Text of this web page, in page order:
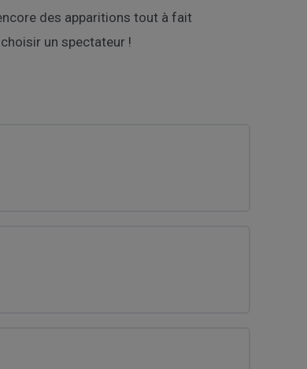
des apparitions tout à fait
un spectateur !